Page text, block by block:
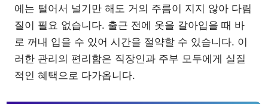
에는 털어서 널기만 해도 거의 주름이 지지 않아 다림
질이 필요 없습니다. 출근 전에 옷을 갈아입을 때 바
로 꺼내 입을 수 있어 시간을 절약할 수 있습니다. 이
러한 관리의 편리함은 직장인과 주부 모두에게 실질
적인 혜택으로 다가옵니다.